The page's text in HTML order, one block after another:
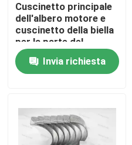
Prodotti
Cuscinetto principale
dell'albero motore e
cuscinetto della biella
per la parte del
motore diesel del
motore 6D114
3950661 3945918
Invia richiesta